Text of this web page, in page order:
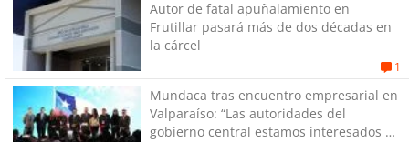
Autor de fatal apuñalamiento en
Frutillar pasará más de dos décadas en
la cárcel
1
Mundaca tras encuentro empresarial en
Valparaíso: “Las autoridades del
gobierno central estamos interesados en